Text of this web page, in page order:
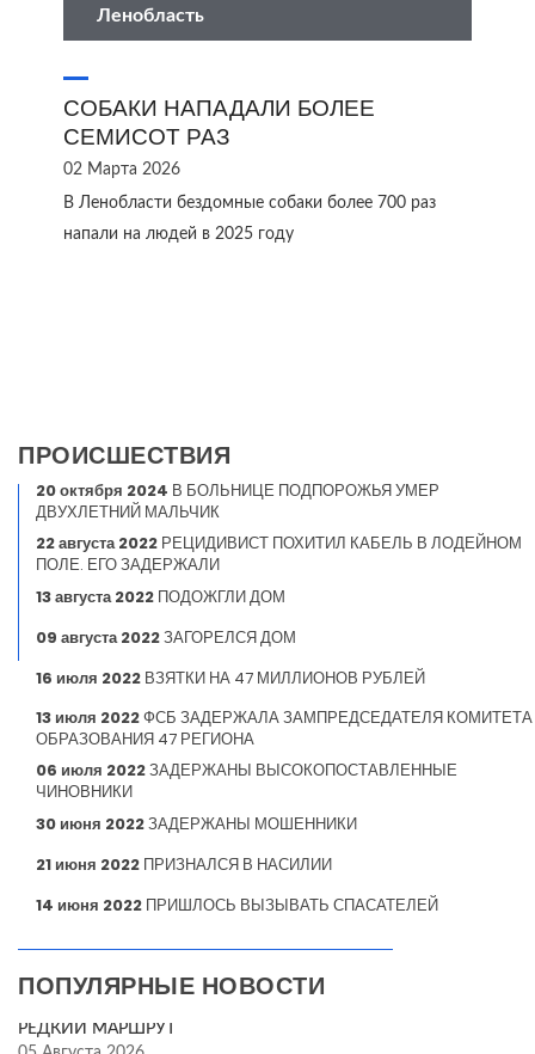
Ленобласть
СОБАКИ НАПАДАЛИ БОЛЕЕ
СЕМИСОТ РАЗ
02 Марта 2026
В Ленобласти бездомные собаки более 700 раз
напали на людей в 2025 году
ПРОИСШЕСТВИЯ
20 октября 2024 В БОЛЬНИЦЕ ПОДПОРОЖЬЯ УМЕР
ДВУХЛЕТНИЙ МАЛЬЧИК
22 августа 2022 РЕЦИДИВИСТ ПОХИТИЛ КАБЕЛЬ В ЛОДЕЙНОМ
ПОЛЕ. ЕГО ЗАДЕРЖАЛИ
13 августа 2022 ПОДОЖГЛИ ДОМ
09 августа 2022ЗАГОРЕЛСЯ ДОМ
16 июля 2022 ВЗЯТКИ НА 47 МИЛЛИОНОВ РУБЛЕЙ
13 июля 2022ФСБ ЗАДЕРЖАЛА ЗАМПРЕДСЕДАТЕЛЯ КОМИТЕТА
ОБРАЗОВАНИЯ 47 РЕГИОНА
06 июля 2022ЗАДЕРЖАНЫ ВЫСОКОПОСТАВЛЕННЫЕ
ЧИНОВНИКИ
30 июня 2022ЗАДЕРЖАНЫ МОШЕННИКИ
21 июня 2022 ПРИЗНАЛСЯ В НАСИЛИИ
14 июня 2022 ПРИШЛОСЬ ВЫЗЫВАТЬ СПАСАТЕЛЕЙ
ПОПУЛЯРНЫЕ НОВОСТИ
РЕДКИЙ МАРШРУТ